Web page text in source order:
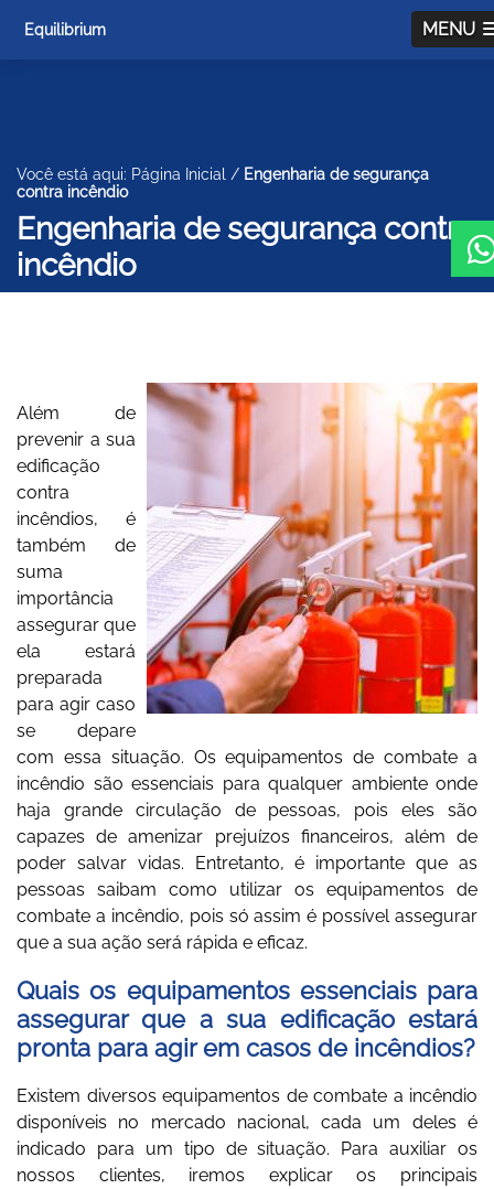
Equilibrium MENU
Você está aqui: Página Inicial / Engenharia de segurança
contra incêndio
Engenharia de segurança contra
incêndio
Além de
prevenir a sua
edificação
contra
incêndios, é
também de
suma
importância
assegurar que
ela estará
preparada
para agir caso
se depare
com essa situação. Osequipamentos de combate a
incêndio são essenciais para qualquer ambiente onde
haja grande circulação de pessoas, pois eles são
capazes de amenizar prejuízos financeiros, além de
poder salvar vidas. Entretanto, é importante que as
pessoas saibam como utilizar os equipamentos de
combate a incêndio, pois só assim é possível assegurar
que a sua ação será rápida e eficaz.
Quais os equipamentos essenciais para
assegurar que a sua edificação estará
pronta para agir em casos de incêndios?
Existem diversos equipamentos de combate a incêndio
disponíveis no mercado nacional, cada um deles é
indicado para um tipo de situação. Para auxiliar os
nossos clientes, iremos explicar os principais